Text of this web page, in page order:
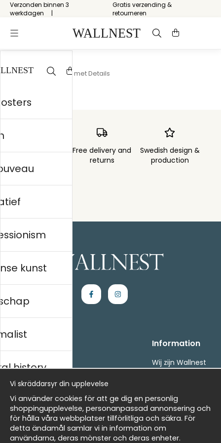
Verzonden binnen 3
werkdagen
Gratis verzending &
retourneren
Start / Minimalisme met Details
Order sent within Free delivery and
returns
Swedish design &
production
Kontakta oss
- Returer och återbetalningar
- Leverans - enkelt, snabbt &amp; gratis
Om cookies
Mina favoriter
Information
Wij zijn Wallnest
Nieuwsbrief
kunst
history
Vi skräddarsyr din upplevelse
Vi använder cookies för att ge dig en personlig
shoppingupplevelse, personanpassad annonsering och
för hålla våra webbplatser tillförlitliga och säkra. För
detta ändamål samlar vi in information om
användarna, deras mönster och deras enheter.